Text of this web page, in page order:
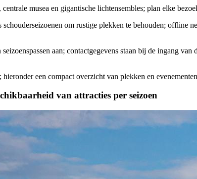
musea en gigantische lichtensembles; plan elke
om rustige plekken te behouden; offline
aan; contactgegevens staan bij de ingang van
hieronder een compact overzicht van plekken en
van attracties per seizoen